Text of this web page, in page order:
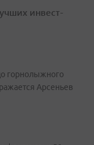
инвест-
горнолыжного
Арсеньев